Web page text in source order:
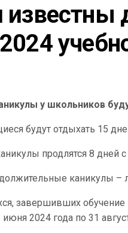
у школьников
будут отдыхать 15
продлятся 8 дней
каникулы –
завершивших обучение
2024 года по 31